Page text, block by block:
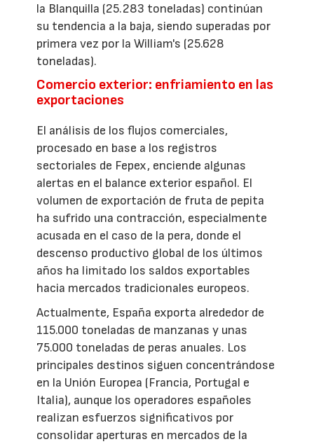
la Blanquilla (25.283 toneladas) continúan
su tendencia a la baja, siendo superadas por
primera vez por la William's (25.628
toneladas).
Comercio exterior: enfriamiento en las
exportaciones
El análisis de los flujos comerciales,
procesado en base a los registros
sectoriales de Fepex, enciende algunas
alertas en el balance exterior español. El
volumen de exportación de fruta de pepita
ha sufrido una contracción, especialmente
acusada en el caso de la pera, donde el
descenso productivo global de los últimos
años ha limitado los saldos exportables
hacia mercados tradicionales europeos.
Actualmente, España exporta alrededor de
115.000 toneladas de manzanas y unas
75.000 toneladas de peras anuales. Los
principales destinos siguen concentrándose
en la Unión Europea (Francia, Portugal e
Italia), aunque los operadores españoles
realizan esfuerzos significativos por
consolidar aperturas en mercados de la